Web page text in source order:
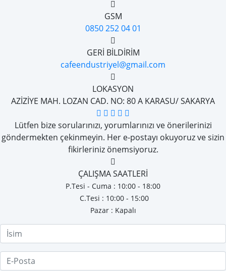
GSM
0850 252 04 01
GERİ BİLDİRİM
cafeendustriyel@gmail.com
LOKASYON
AZİZİYE MAH. LOZAN CAD. NO: 80 A KARASU/ SAKARYA
Lütfen bize sorularınızı, yorumlarınızı ve önerilerinizi
göndermekten çekinmeyin. Her e-postayı okuyoruz ve sizin
fikirleriniz önemsiyoruz.
ÇALIŞMA SAATLERİ
P.Tesi - Cuma : 10:00 - 18:00
C.Tesi : 10:00 - 15:00
Pazar : Kapalı